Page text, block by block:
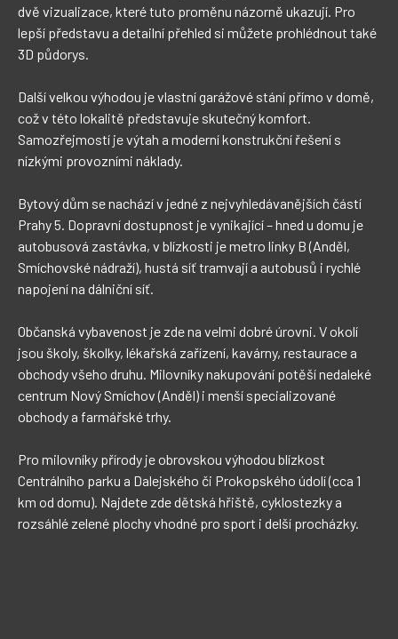
dvě vizualizace, které tuto proměnu názorně ukazují. Pro
lepší představu a detailní přehled si můžete prohlédnout také
3D půdorys.
Další velkou výhodou je vlastní garážové stání přímo v domě,
což v této lokalitě představuje skutečný komfort.
Samozřejmostí je výtah a moderní konstrukční řešení s
nízkými provozními náklady.
Bytový dům se nachází v jedné z nejvyhledávanějších částí
Prahy 5. Dopravní dostupnost je vynikající – hned u domu je
autobusová zastávka, v blízkosti je metro linky B (Anděl,
Smíchovské nádraží), hustá síť tramvají a autobusů i rychlé
napojení na dálniční síť.
Občanská vybavenost je zde na velmi dobré úrovni. V okolí
jsou školy, školky, lékařská zařízení, kavárny, restaurace a
obchody všeho druhu. Milovníky nakupování potěší nedaleké
centrum Nový Smíchov (Anděl) i menší specializované
obchody a farmářské trhy.
Pro milovníky přírody je obrovskou výhodou blízkost
Centrálního parku a Dalejského či Prokopského údolí (cca 1
km od domu). Najdete zde dětská hřiště, cyklostezky a
rozsáhlé zelené plochy vhodné pro sport i delší procházky.